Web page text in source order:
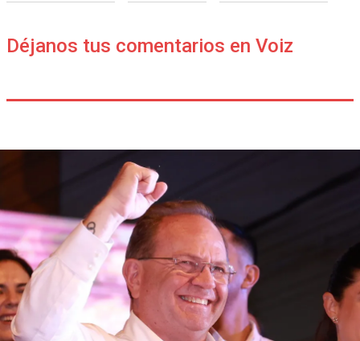
Déjanos tus comentarios en Voiz